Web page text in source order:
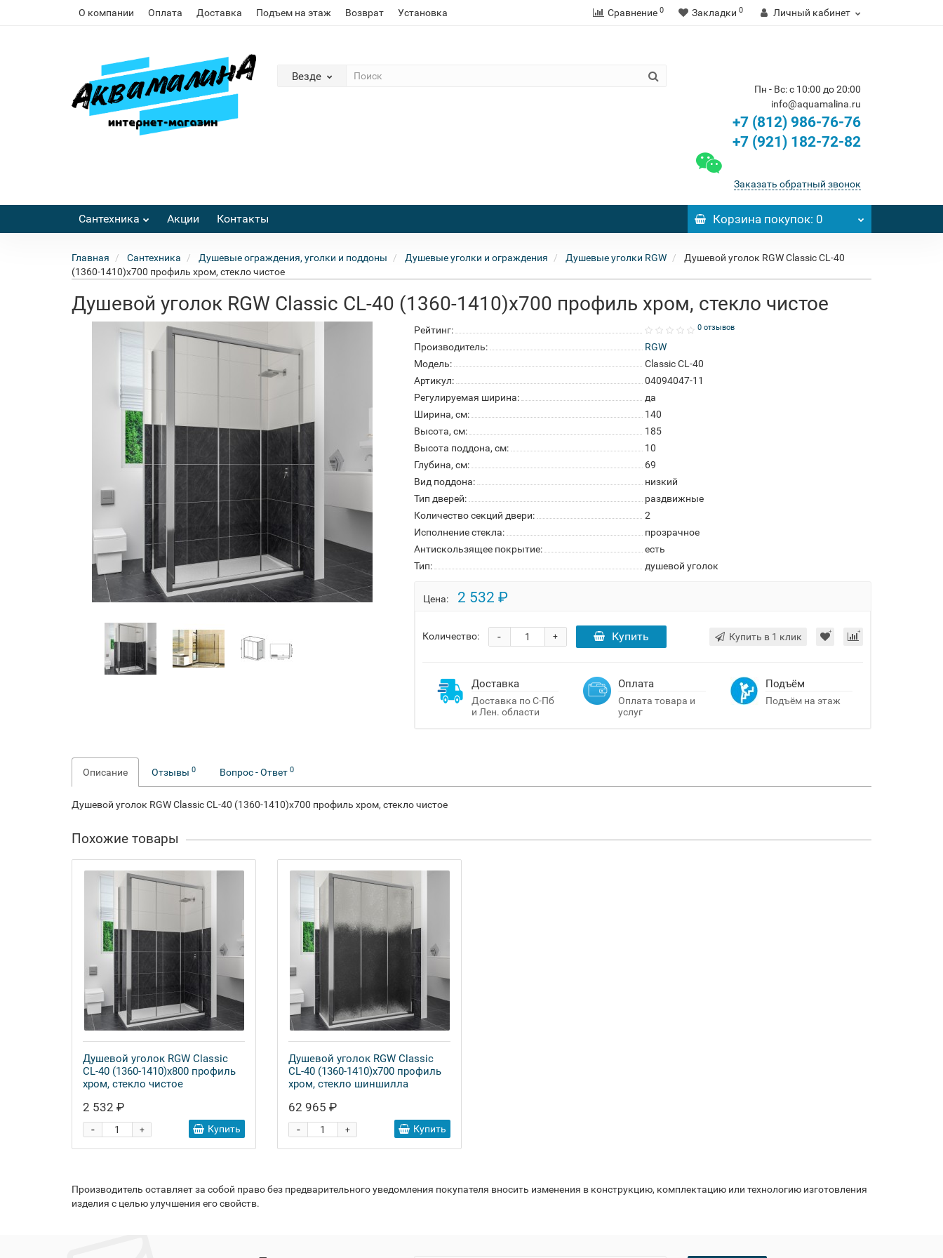
О компании Оплата Доставка Подъем на этаж Возврат Установка Сравнение 0 Закладки 0 Личный кабинет
Везде
Пн - Вс: с 10:00 до 20:00
info@aquamalina.ru
+7 (812) 986-76-76
+7 (921) 182-72-82
Заказать обратный звонок
Сантехника Акции Контакты Корзинапокупок: 0
Главная Сантехника Душевые ограждения, уголки и поддоны Душевые уголки и ограждения Душевые уголки RGW
Душевой уголок RGW Classic CL-40
(1360-1410)х700 профиль хром, стекло чистое
Душевой уголок RGW Classic CL-40 (1360-1410)х700 профиль хром, стекло чистое
Рейтинг: 0 отзывов
Производитель:
RGW
Модель:
Classic CL-40
Артикул:
04094047-11
Регулируемая ширина:
да
Ширина, см:
140
Высота, см:
185
Высота поддона, см:
10
Глубина, см:
69
Вид поддона:
низкий
Тип дверей:
раздвижные
Количество секций двери:
2
Исполнение стекла:
прозрачное
Антискользящее покрытие:
есть
Тип:
душевой уголок
Цена: 2 532 ₽
Количество: +
- Купить Купить в 1 клик
Доставка
Доставка по С-Пб
и Лен. области
Оплата
Оплата товара и
услуг
Подъём
Подъём на этаж
Описание Отзывы 0 Вопрос - Ответ 0
Душевой уголок RGW Classic CL-40 (1360-1410)х700 профиль хром, стекло чистое
Похожие товары
Душевой уголок RGW Classic
CL-40 (1360-1410)х800 профиль
хром, стекло чистое
2 532 ₽
+
- Купить
Душевой уголок RGW Classic
CL-40 (1360-1410)х700 профиль
хром, стекло шиншилла
62 965 ₽
+
- Купить
Производитель оставляет за собой право без предварительного уведомления покупателя вносить изменения в конструкцию, комплектацию или технологию изготовления
изделия с целью улучшения его свойств.